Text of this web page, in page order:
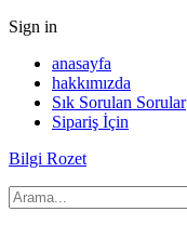
Sign in
anasayfa
hakkımızda
Sık Sorulan Sorular
Sipariş İçin
Bilgi Rozet